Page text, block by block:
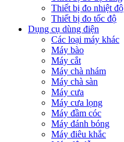
Thiết bị đo nhiệt độ
Thiết bị đo tốc độ
Dụng cụ dùng điện
Các loại máy khác
Máy bào
Máy cắt
Máy chà nhám
Máy chà sàn
Máy cưa
Máy cưa lọng
Máy đầm cóc
Máy đánh bóng
Máy điêu khắc